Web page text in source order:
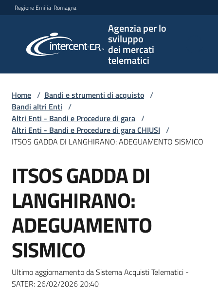
Vai al contenuto
Vai alla navigazione
Vai al footer
Regione Emilia-Romagna
Agenzia per lo
sviluppo
dei mercati
telematici
per lo
sviluppo
telematici
L'Agenzia
Bandi
strumenti
acquisto
Home / Bandi e strumenti di acquisto /
Bandi altri Enti /
Altri Enti - Bandi e Procedure di gara /
Altri Enti - Bandi e Procedure di gara CHIUSI /
ITSOS GADDA DI LANGHIRANO: ADEGUAMENTO SISMICO
Salta al contenuto
ITSOS GADDA DI
LANGHIRANO:
ADEGUAMENTO
SISMICO
Ultimo aggiornamento da Sistema Acquisti Telematici -
SATER: 26/02/2026 20:40